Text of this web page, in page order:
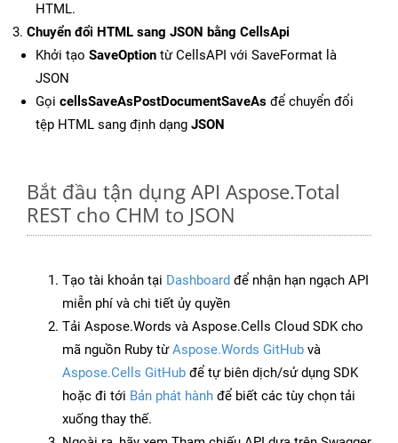
HTML.
Chuyển đổi HTML sang JSON bằng CellsApi
Khởi tạo SaveOption từ CellsAPI với SaveFormat là
JSON
Gọi cellsSaveAsPostDocumentSaveAs để chuyển đổi
tệp HTML sang định dạng JSON
Bắt đầu tận dụng API Aspose.Total
REST cho CHM to JSON
Tạo tài khoản tại Dashboard để nhận hạn ngạch API
miễn phí và chi tiết ủy quyền
Tải Aspose.Words và Aspose.Cells Cloud SDK cho
mã nguồn Ruby từAspose.Words GitHub và
Aspose.Cells GitHub để tự biên dịch/sử dụng SDK
hoặc đi tới Bản phát hành để biết các tùy chọn tải
xuống thay thế.